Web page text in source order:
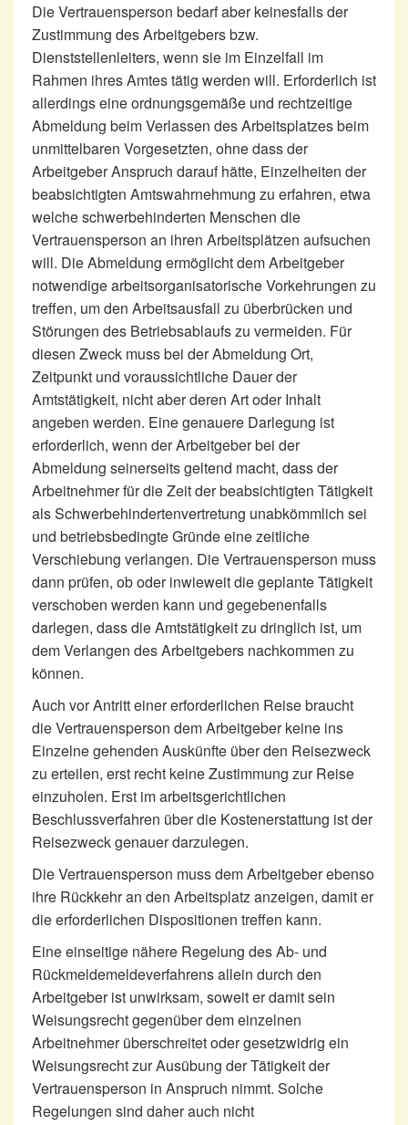
Die Vertrauensperson bedarf aber keinesfalls der
Zustimmung des Arbeitgebers bzw.
Dienststellenleiters, wenn sie im Einzelfall im
Rahmen ihres Amtes tätig werden will. Erforderlich ist
allerdings eine ordnungsgemäße und rechtzeitige
Abmeldung beim Verlassen des Arbeitsplatzes beim
unmittelbaren Vorgesetzten, ohne dass der
Arbeitgeber Anspruch darauf hätte, Einzelheiten der
beabsichtigten Amtswahrnehmung zu erfahren, etwa
welche schwerbehinderten Menschen die
Vertrauensperson an ihren Arbeitsplätzen aufsuchen
will. Die Abmeldung ermöglicht dem Arbeitgeber
notwendige arbeitsorganisatorische Vorkehrungen zu
treffen, um den Arbeitsausfall zu überbrücken und
Störungen des Betriebsablaufs zu vermeiden. Für
diesen Zweck muss bei der Abmeldung Ort,
Zeitpunkt und voraussichtliche Dauer der
Amtstätigkeit, nicht aber deren Art oder Inhalt
angeben werden. Eine genauere Darlegung ist
erforderlich, wenn der Arbeitgeber bei der
Abmeldung seinerseits geltend macht, dass der
Arbeitnehmer für die Zeit der beabsichtigten Tätigkeit
als Schwerbehindertenvertretung unabkömmlich sei
und betriebsbedingte Gründe eine zeitliche
Verschiebung verlangen. Die Vertrauensperson muss
dann prüfen, ob oder inwieweit die geplante Tätigkeit
verschoben werden kann und gegebenenfalls
darlegen, dass die Amtstätigkeit zu dringlich ist, um
dem Verlangen des Arbeitgebers nachkommen zu
können.
Auch vor Antritt einer erforderlichen Reise braucht
die Vertrauensperson dem Arbeitgeber keine ins
Einzelne gehenden Auskünfte über den Reisezweck
zu erteilen, erst recht keine Zustimmung zur Reise
einzuholen. Erst im arbeitsgerichtlichen
Beschlussverfahren über die Kostenerstattung ist der
Reisezweck genauer darzulegen.
Die Vertrauensperson muss dem Arbeitgeber ebenso
ihre Rückkehr an den Arbeitsplatz anzeigen, damit er
die erforderlichen Dispositionen treffen kann.
Eine einseitige nähere Regelung des Ab- und
Rückmeldemeldeverfahrens allein durch den
Arbeitgeber ist unwirksam, soweit er damit sein
Weisungsrecht gegenüber dem einzelnen
Arbeitnehmer überschreitet oder gesetzwidrig ein
Weisungsrecht zur Ausübung der Tätigkeit der
Vertrauensperson in Anspruch nimmt. Solche
Regelungen sind daher auch nicht